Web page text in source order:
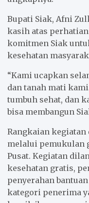
Bupati Siak, Afni
kasih atas
komitmen Siak
kesehatan
“Kami ucapkan
dan tanah mati
tumbuh sehat, dan
bisa membangun
Rangkaian
melalui pemukulan
Pusat. Kegiatan
kesehatan gratis,
penyerahan
kategori penerima